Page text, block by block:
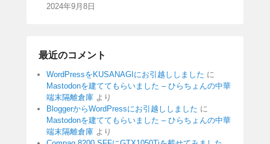
2024年9月8日
最近のコメント
WordPressをKUSANAGIにお引越ししました に
Mastodonを建ててもらいました – ひらちょんの中華
端末隔離倉庫 より
BloggerからWordPressにお引越ししました に
Mastodonを建ててもらいました – ひらちょんの中華
端末隔離倉庫 より